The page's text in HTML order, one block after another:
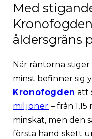
Med
åldersgräns
När räntorna
minst befinner sig
Kronofogden att
miljoner – från
minskat, men den
första hand skett